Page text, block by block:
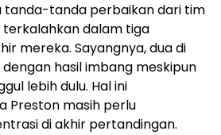
tanda-tanda perbaikan dari tim
dalam tiga
mereka. Sayangnya, dua di
hasil imbang meskipun
lebih dulu. Hal ini
Preston masih perlu
di akhir pertandingan.